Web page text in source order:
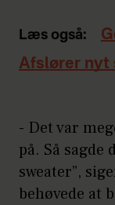
Læs også:
Afslører nyt
- Det var
på. Så sagde
sweater”,
behøvede at